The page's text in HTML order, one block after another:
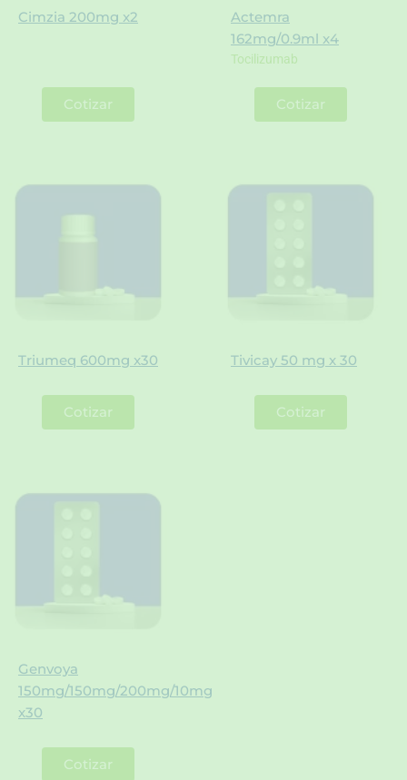
Cimzia 200mg x2
Cotizar
Actemra
162mg/0.9ml x4
Tocilizumab
Cotizar
Triumeq 600mg x30
Cotizar
Tivicay 50 mg x 30
Cotizar
Genvoya
150mg/150mg/200mg/10mg
x30
Cotizar